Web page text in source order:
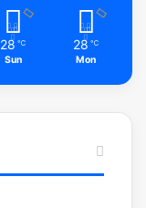
28 ℃
Sun
28 ℃
Mon